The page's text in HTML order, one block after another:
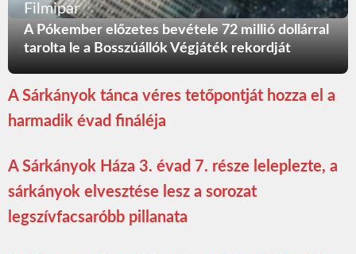
Filmipar
A Pókember előzetes bevétele 72 millió dollárral
tarolta le a Bosszúállók Végjáték rekordját
A Sárkányok tánca véres tetőpontját hozza el a
harmadik évad fináléja
A Sárkányok Háza 3. évad 7. része leleplezte, a
sárkányok elvesztése lesz a sorozat
legszívfacsaróbb pillanata